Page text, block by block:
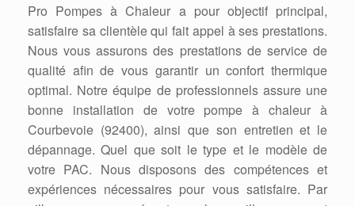
Pro Pompes à Chaleur a pour objectif principal,
satisfaire sa clientèle qui fait appel à ses prestations.
Nous vous assurons des prestations de service de
qualité afin de vous garantir un confort thermique
optimal. Notre équipe de professionnels assure une
bonne installation de votre pompe à chaleur à
Courbevoie (92400), ainsi que son entretien et le
dépannage. Quel que soit le type et le modèle de
votre PAC. Nous disposons des compétences et
expériences nécessaires pour vous satisfaire. Par